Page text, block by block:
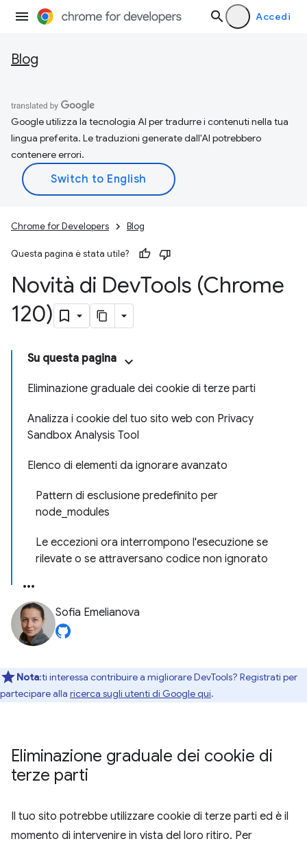
Accedi
Blog
Google utilizza la tecnologia AI per tradurre i contenuti nella tua
lingua preferita. Le traduzioni generate dall'AI potrebbero
contenere errori.
Chrome for Developers Blog
Questa pagina è stata utile?
Novità di DevTools (Chrome
120)
Su questa pagina
Eliminazione graduale dei cookie di terze parti
Analizza i cookie del tuo sito web con Privacy
Sandbox Analysis Tool
Elenco di elementi da ignorare avanzato
Pattern di esclusione predefinito per
node_modules
Le eccezioni ora interrompono l'esecuzione se
rilevate o se attraversano codice non ignorato
Sofia Emelianova
Nota:ti interessa contribuire a migliorare DevTools? Registrati per
partecipare alla ricerca sugli utenti di Google qui.
Eliminazione graduale dei cookie di
terze parti
Il tuo sito potrebbe utilizzare cookie di terze parti ed è il
momento di intervenire in vista del loro ritiro. Per